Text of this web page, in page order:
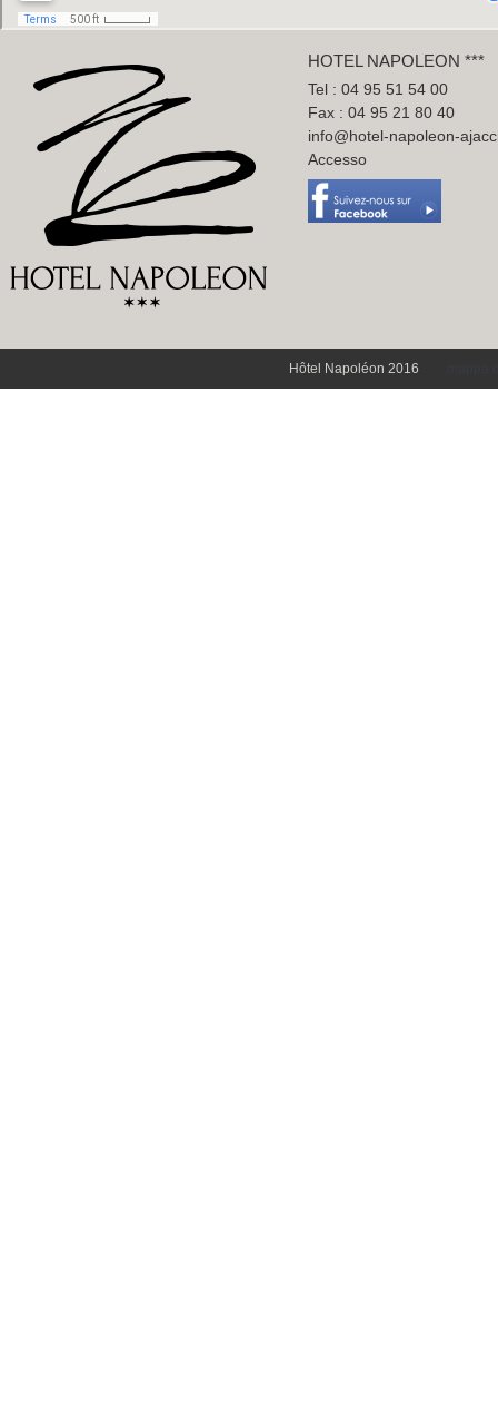
HOTEL NAPOLEON ***
Tel : 04 95 51 54 00
Fax : 04 95 21 80 40
info@hotel-napoleon-
Accesso
Hôtel Napoléon 2016